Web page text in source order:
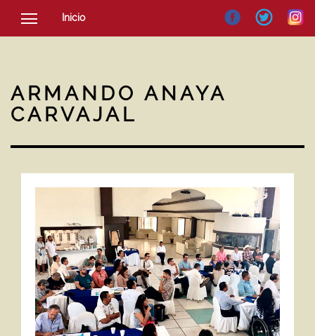
Inicio
SOCIEDAD
NOTICIAS
ARMANDO ANAYA
CARVAJAL